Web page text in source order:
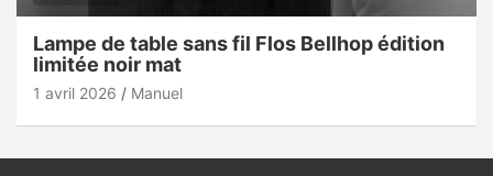
Lampe de table sans fil Flos Bellhop édition
limitée noir mat
1 avril 2026 Manuel